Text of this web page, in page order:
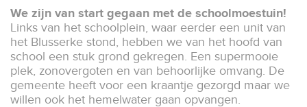
We zijn van start gegaan met de schoolmoestuin!
Links van het schoolplein, waar eerder een unit van
het Blusserke stond, hebben we van het hoofd van
school een stuk grond gekregen. Een supermooie
plek, zonovergoten en van behoorlijke omvang. De
gemeente heeft voor een kraantje gezorgd maar we
willen ook het hemelwater gaan opvangen.